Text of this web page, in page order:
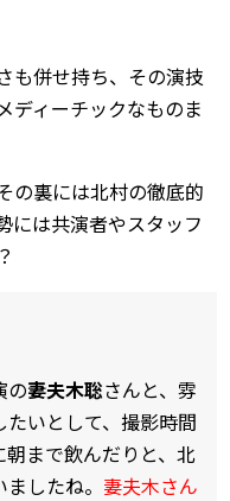
も併せ持ち、その演技
ディーチックなものま
の裏には北村の徹底的
には共演者やスタッフ
の妻夫木聡さんと、雰
いとして、撮影時間
まで飲んだりと、北
したね。 妻夫木さん